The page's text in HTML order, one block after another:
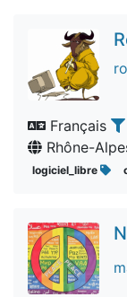
Français
Rhône-
logiciel_libre